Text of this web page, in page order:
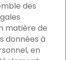
des
matière de
données à
en